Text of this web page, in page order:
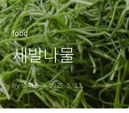
food
세발나물
by 스파트 2025. 5. 13.